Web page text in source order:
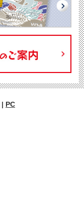
| PC